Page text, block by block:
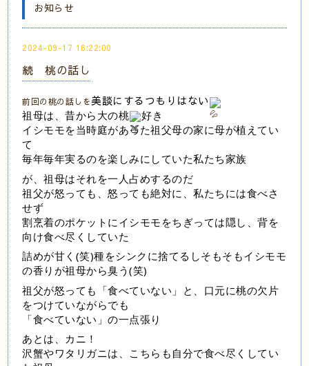
お知らせ
2024-09-17 16:22:00
続 桃の話し
前回の桃の話しを美談にするつもりはない
祖母は、昔から大の桃
好き
イシモモを当時庭があった祖父母の家に母が植えてい
て
毎年毎年実るのを楽しみにしていた私たち家族
が、祖母はそれを一人占めするのだ
祖父が怒っても、怒っても絶対に、私たちには食べさ
せず
割烹着のポケットにイシモモをちぎっては隠し、背を
向け食べ尽くしていた
詰めが甘く(笑)種をシンクに捨てるしそもそもイシモモ
の香りが祖母から臭う(笑)
祖父が怒っても「食べていない」と、口元に桃の欠片
をつけていながらでも
「食べていない」の一点張り
あとは、カニ！
沢蟹やワタリガニは、こちらも自分で食べ尽くしてい